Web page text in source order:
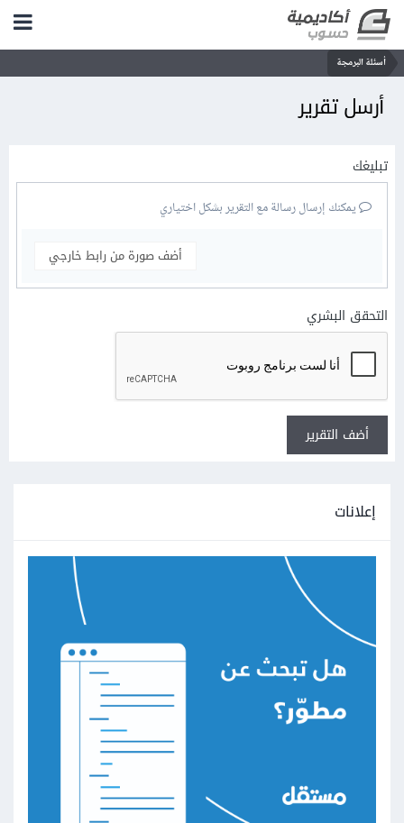
أسئلة البرمجة
أرسل تقرير
تبليغك
يمكنك إرسال رسالة مع التقرير بشكل اختياري
أضف صورة من رابط خارجي
التحقق البشري
أضف التقرير
إعلانات